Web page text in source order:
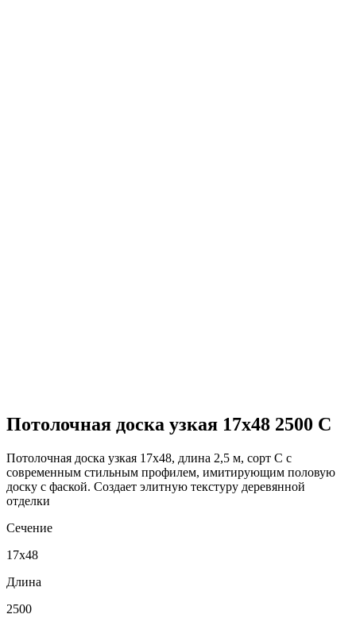
Потолочная доска узкая 17x48 2500 C
Потолочная доска узкая 17х48, длина 2,5 м, сорт C с
современным стильным профилем, имитирующим половую
доску с фаской. Создает элитную текстуру деревянной
отделки
Сечение
17x48
Длина
2500